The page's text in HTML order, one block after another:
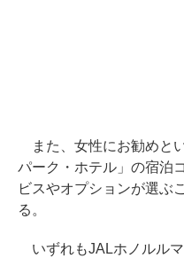
また、女性にお勧めと
パーク・ホテル」の宿泊
ビスやオプションが選ぶ
る。
いずれもJALホノルル